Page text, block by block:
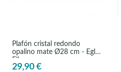
Plafón cristal redondo
opalino mate Ø28 cm - Eglo
Ella
29,90 €